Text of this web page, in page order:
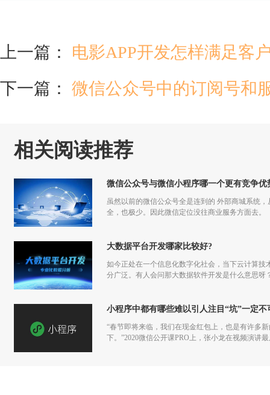
上一篇： 电影APP开发怎样满足客
下一篇： 微信公众号中的订阅号和
相关阅读推荐
微信公众号与微信小程序哪一个更有竞争优
虽然以前的微信公众号全是连到的 外部商城系统
全，也极少。因此微信定位没往商业服务方面去。
大数据平台开发哪家比较好?
如今正处在一个信息化数字化社会，当下云计算
分广泛。有人会问那大数据软件开发是什么意思呀
小程序中都有哪些难以引人注目“坑”一定不
“春节即将来临，我们在现金红包上，也是有许多
下。”2020微信公开课PRO上，张小龙在视频演讲